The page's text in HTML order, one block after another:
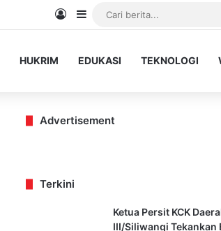
Log InSidebar
HUKRIM EDUKASI TEKNOLOGI
Advertisement
Terkini
Ketua Persit KCK
III/Siliwangi Tekankan